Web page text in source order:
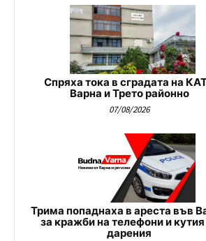
Спряха тока в сградата на
Варна и Трето районно
07/08/2026
Трима попаднаха в ареста във
за кражби на телефони и кутия
дарения